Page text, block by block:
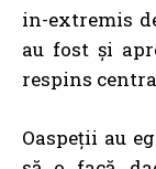
in-extremis
au fost și
respins
Oaspeții au